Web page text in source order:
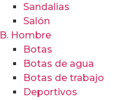
Sandalias
Salón
B. Hombre
Botas
Botas de agua
Botas de trabajo
Deportivos